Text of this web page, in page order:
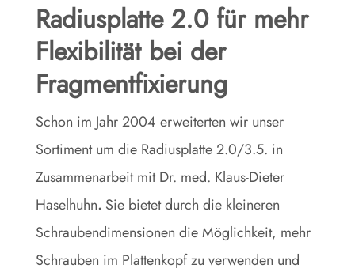
Radiusplatte 2.0 für mehr
Flexibilität bei der
Fragmentfixierung
Schon im Jahr 2004 erweiterten wir unser
Sortiment um die Radiusplatte 2.0/3.5. in
Zusammenarbeit mit Dr. med. Klaus-Dieter
Haselhuhn. Sie bietet durch die kleineren
Schraubendimensionen die Möglichkeit, mehr
Schrauben im Plattenkopf zu verwenden und